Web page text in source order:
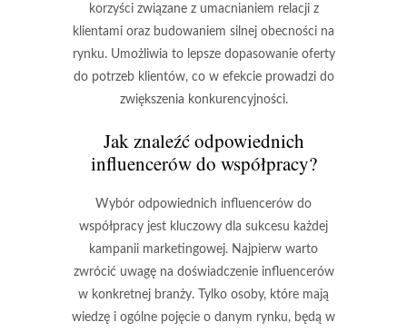
korzyści związane z umacnianiem relacji z
klientami oraz budowaniem silnej obecności na
rynku. Umożliwia to lepsze dopasowanie oferty
do potrzeb klientów, co w efekcie prowadzi do
zwiększenia konkurencyjności.
Jak znaleźć odpowiednich
influencerów do współpracy?
Wybór odpowiednich influencerów do
współpracy jest kluczowy dla sukcesu każdej
kampanii marketingowej. Najpierw warto
zwrócić uwagę na doświadczenie influencerów
w konkretnej branży. Tylko osoby, które mają
wiedzę i ogólne pojęcie o danym rynku, będą w